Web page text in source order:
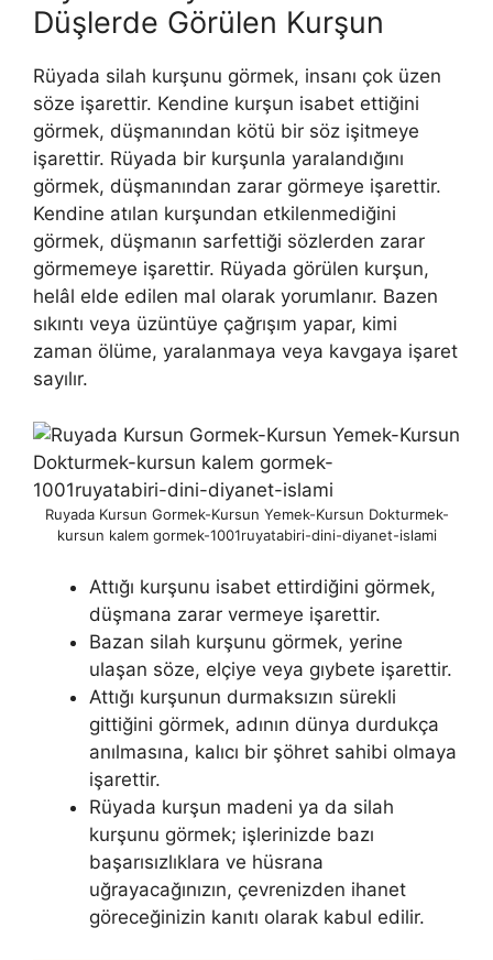
Düşlerde Görülen Kurşun
Rüyada silah kurşunu görmek, insanı çok üzen
söze işarettir. Kendine kurşun isabet ettiğini
görmek, düşmanından kötü bir söz işitmeye
işarettir. Rüyada bir kurşunla yaralandığını
görmek, düşmanından zarar görmeye işarettir.
Kendine atılan kurşundan etkilenmediğini
görmek, düşmanın sarfettiği sözlerden zarar
görmemeye işarettir. Rüyada görülen kurşun,
helâl elde edilen mal olarak yorumlanır. Bazen
sıkıntı veya üzüntüye çağrışım yapar, kimi
zaman ölüme, yaralanmaya veya kavgaya işaret
sayılır.
Ruyada Kursun Gormek-Kursun Yemek-Kursun Dokturmek-
kursun kalem gormek-1001ruyatabiri-dini-diyanet-islami
Attığı kurşunu isabet ettirdiğini görmek,
düşmana zarar vermeye işarettir.
Bazan silah kurşunu görmek, yerine
ulaşan söze, elçiye veya gıybete işarettir.
Attığı kurşunun durmaksızın sürekli
gittiğini görmek, adının dünya durdukça
anılmasına, kalıcı bir şöhret sahibi olmaya
işarettir.
Rüyada kurşun madeni ya da silah
kurşunu görmek; işlerinizde bazı
başarısızlıklara ve hüsrana
uğrayacağınızın, çevrenizden ihanet
göreceğinizin kanıtı olarak kabul edilir.